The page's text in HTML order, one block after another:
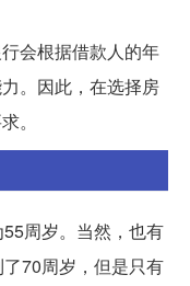
会根据借款人的年
。因此，在选择房
。
周岁。当然，也有
70周岁，但是只有